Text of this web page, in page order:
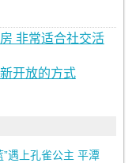
非常适合社交活
开放的方式
”遇上孔雀公主 平潭